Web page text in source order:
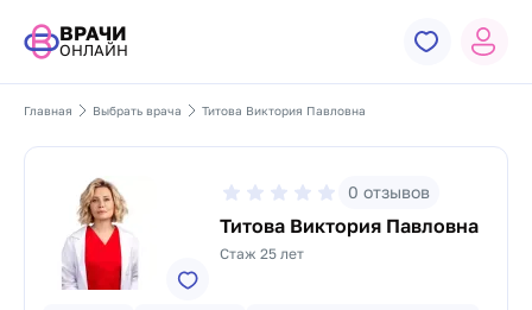
ВРАЧИ
ОНЛАЙН
Главная Выбрать врача Титова Виктория Павловна
0 отзывов
Титова Виктория Павловна
Стаж 25 лет